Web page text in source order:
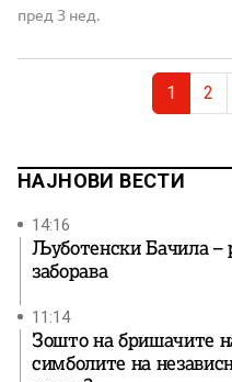
вистината за Дева
со текстови од многу
живот и дело. Со оглед на
пред 3 нед.
Current
1 2
НАЈНОВИ ВЕСТИ
14:16
Љуботенски Бачила –
заборава
11:14
Зошто на бришачите
симболите на